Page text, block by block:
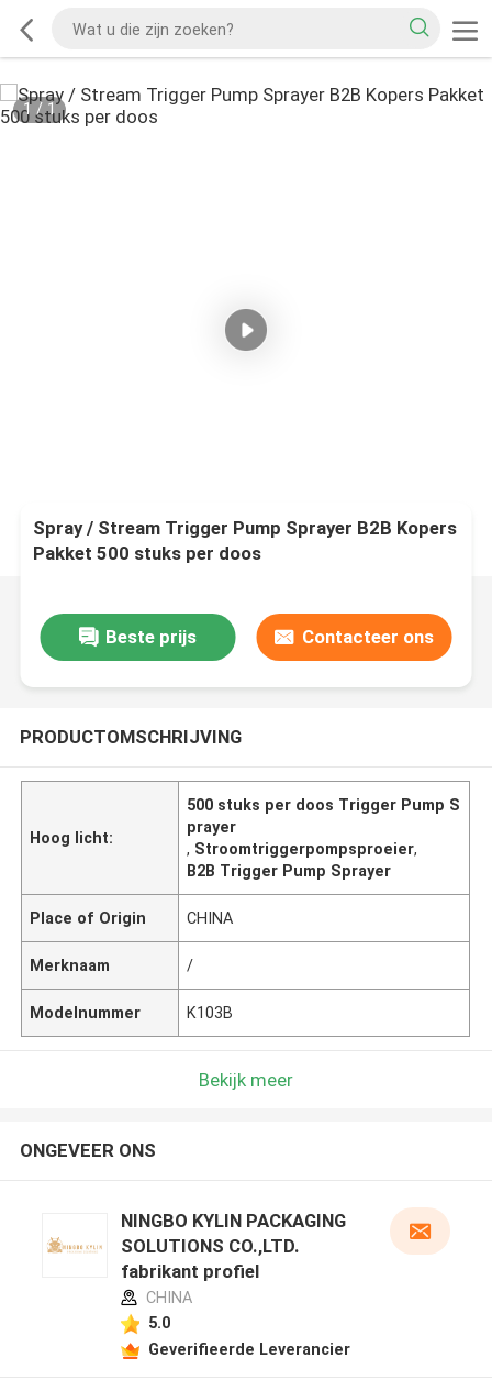
1/1
Spray / Stream Trigger Pump Sprayer B2B Kopers
Pakket 500 stuks per doos
Beste prijs Contacteer ons
PRODUCTOMSCHRIJVING
Hoog licht:
500 stuks per doos Trigger Pump S
prayer
, Stroomtriggerpompsproeier,
B2B Trigger Pump Sprayer
Place of Origin CHINA
Merknaam /
Modelnummer K103B
Bekijk meer
ONGEVEER ONS
NINGBO KYLIN PACKAGING
SOLUTIONS CO.,LTD.
fabrikant profiel
CHINA
5.0
Geverifieerde Leverancier